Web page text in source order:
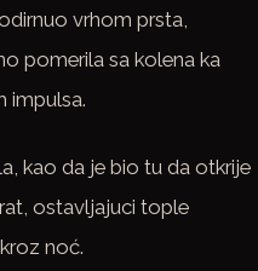
vrhom prsta,
pomerila sa kolena ka
impulsa.
kao da je bio tu da otkrije
ostavljajuci tople
noć.